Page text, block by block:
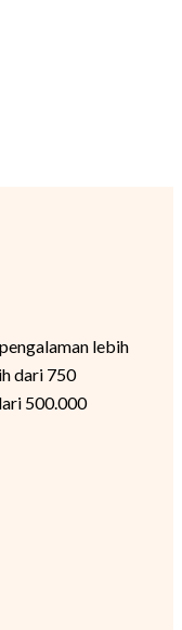
lebih
dari 750
500.000